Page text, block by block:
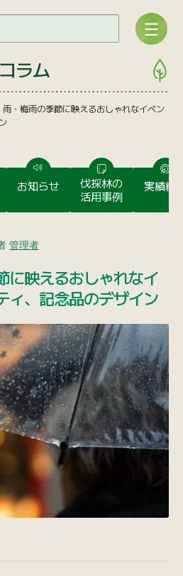
コラム
雨・梅雨の季節に映えるおしゃれなイベン
お知らせ
伐採林の
活用事例
実績紹
管理者
に映えるおしゃれなイ
ィ、記念品のデザイン